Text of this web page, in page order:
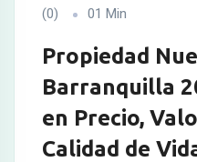
(0)
01 Min
Propiedad
Barranquilla
en Precio,
Calidad de